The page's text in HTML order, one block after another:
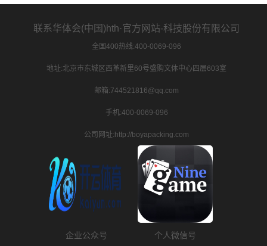
联系华体会(中国)hth·官方网站-科技股份有限公司
全国400热线:400-0069-096
地址:北京市东城区西革新里60号盛购文体中心四层603室
邮箱:744521816@qq.com
手机:400-0069-096
公司网址:http://boyapacking.com
企业公众号 个人微信号